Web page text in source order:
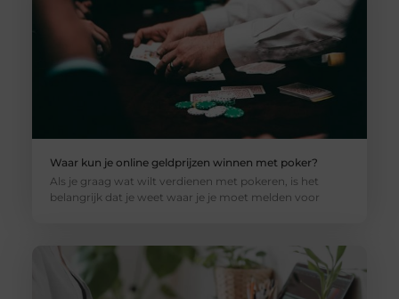
Waar kun je online geldprijzen winnen met poker?
Als je graag wat wilt verdienen met pokeren, is het
belangrijk dat je weet waar je je moet melden voor